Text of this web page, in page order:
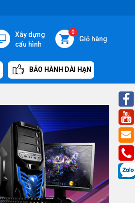
0
Giỏ hàng
Xây dựng
cấu hình
BẢO HÀNH DÀI HẠN